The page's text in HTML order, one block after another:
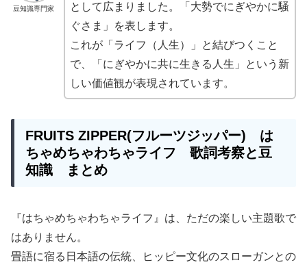
豆知識専門家
として広まりました。「大勢でにぎやかに騒
ぐさま」を表します。
これが「ライフ（人生）」と結びつくこと
で、「にぎやかに共に生きる人生」という新
しい価値観が表現されています。
FRUITS ZIPPER(フルーツジッパー) は
ちゃめちゃわちゃライフ 歌詞考察と豆
知識 まとめ
『はちゃめちゃわちゃライフ』は、ただの楽しい主題歌で
はありません。
畳語に宿る日本語の伝統、ヒッピー文化のスローガンとの